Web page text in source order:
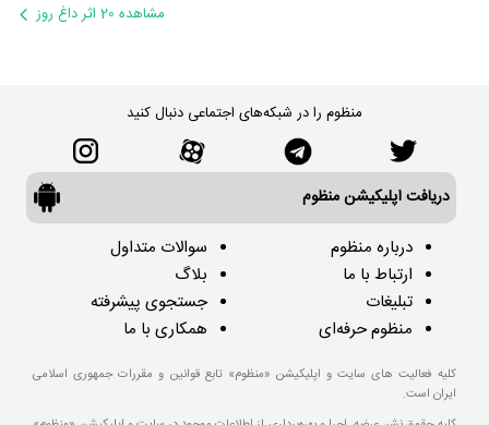
مشاهده 20 اثر داغ روز
منظوم را در شبکه‌های اجتماعی دنبال کنید
دریافت اپلیکیشن منظوم
درباره منظوم
ارتباط با ما
تبلیغات
منظوم حرفه‌ای
سوالات متداول
بلاگ
جستجوی پیشرفته
همکاری با ما
کلیه فعالیت های سایت و اپلیکیشن «منظوم» تابع قوانین و مقررات جمهوری اسلامی
ایران است.